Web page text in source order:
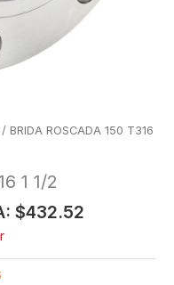
/ BRIDA ROSCADA 150 T316
1 1/2
$432.52